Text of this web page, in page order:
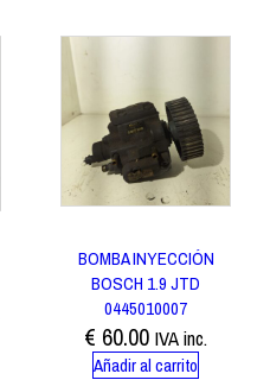
BOMBA INYECCIÓN
BOSCH 1.9 JTD
0445010007
€ 60.00 IVA inc.
Añadir al carrito